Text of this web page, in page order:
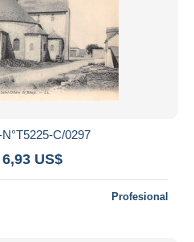
C/0297
US$
Profesional